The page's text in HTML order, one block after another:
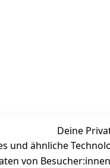
Deine
und ähnliche
von